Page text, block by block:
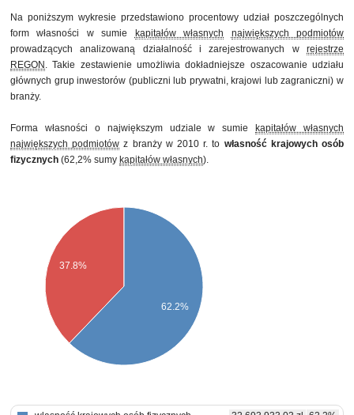
Na poniższym wykresie przedstawiono procentowy udział poszczególnych
form własności w sumie
kapitałów własnych
największych podmiotów
prowadzących analizowaną działalność i zarejestrowanych w rejestrze
REGON . Takie zestawienie umożliwia dokładniejsze oszacowanie udziału
głównych grup inwestorów (publiczni lub prywatni, krajowi lub zagraniczni) w
branży.
Forma własności o największym udziale w sumie
kapitałów własnych
największych podmiotów z branży w 2010 r. to własność krajowych osób
fizycznych (62,2% sumy kapitałów własnych).
37.8%
62.2%